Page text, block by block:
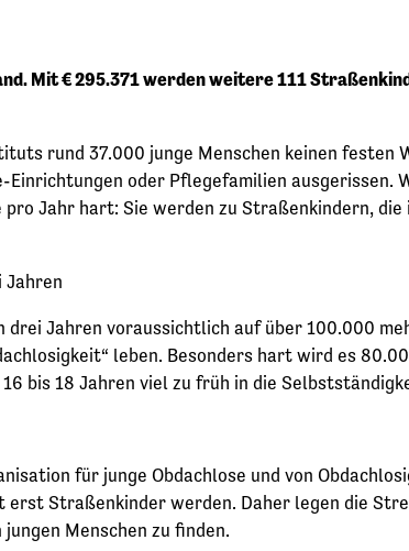
Mit € 295.371 werden weitere 111
rund 37.000 junge Menschen keinen festen
oder Pflegefamilien ausgerissen.
Jahr hart: Sie werden zu Straßenkindern,
Jahren
drei Jahren voraussichtlich auf über 100.000
leben. Besonders hart wird es
bis 18 Jahren viel zu früh in die
für junge Obdachlose und von
erst Straßenkinder werden. Daher legen die
Menschen zu finden.